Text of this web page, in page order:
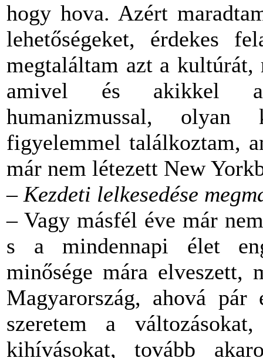
hogy hova. Azért
lehetőségeket, érdekes
megtaláltam azt a kultúrát,
amivel és akikkel
humanizmussal, olyan
figyelemmel találkoztam,
már nem létezett New
– Kezdeti lelkesedése
– Vagy másfél éve már
s a mindennapi élet
minősége mára elveszett,
Magyarország, ahová
szeretem a
kihívásokat, tovább